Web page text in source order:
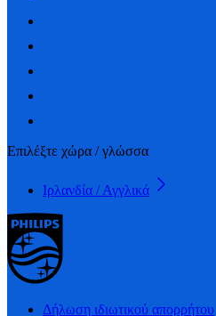
Επιλέξτε χώρα / γλώσσα
Ιρλανδία / Αγγλικά
Δήλωση ιδιωτικού απορρήτου